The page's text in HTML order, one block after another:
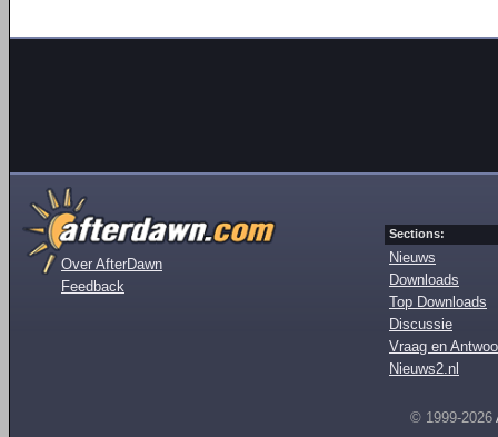
Over AfterDawn
Feedback
Sections:
Nieuws
Downloads
Top Downloads
Discussie
Vraag en
Nieuws2.nl
© 1999-2026